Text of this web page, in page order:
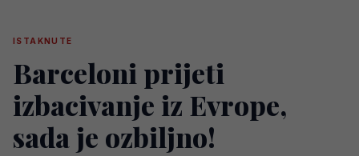
ISTAKNUTE
Barceloni prijeti
izbacivanje iz Evrope,
sada je ozbiljno!